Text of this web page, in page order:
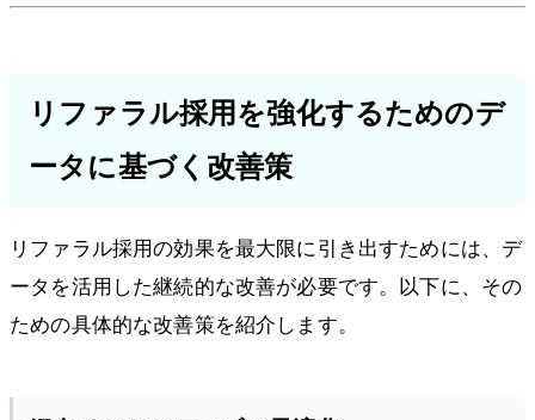
リファラル採用を強化するためのデ
ータに基づく改善策
リファラル採用の効果を最大限に引き出すためには、デ
ータを活用した継続的な改善が必要です。以下に、その
ための具体的な改善策を紹介します。